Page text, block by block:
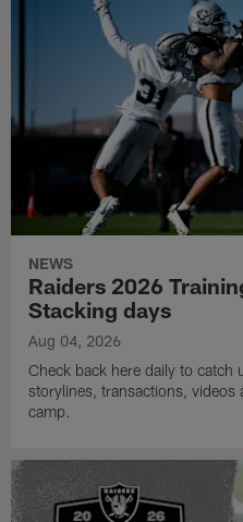
NEWS
Raiders 2026
Stacking days
Aug 04, 2026
Check back here daily to catch
storylines, transactions,
camp.